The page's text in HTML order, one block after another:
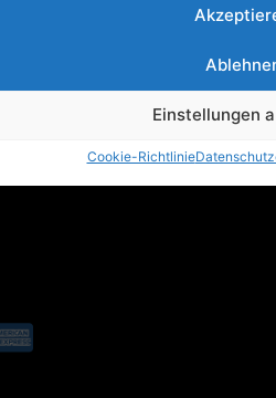
Einstellungen
Cookie-Richtlinie